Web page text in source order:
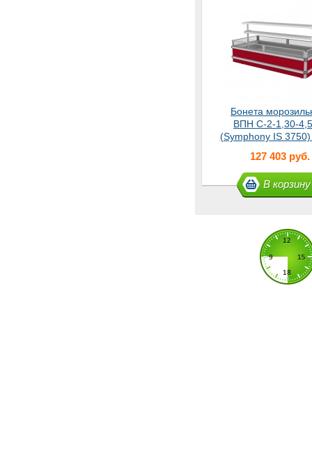
Бонета
ВПН С-2-1,30-
(Symphony IS
127 403 руб.
В корзину